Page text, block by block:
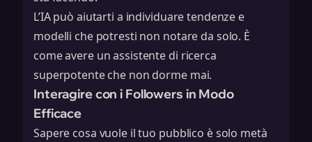
L’IA può aiutarti a individuare tendenze e
modelli che potresti non notare da solo. È
come avere un assistente di ricerca
superpotente che non dorme mai.
Interagire con i Followers in Modo
Efficace
Sapere cosa vuole il tuo pubblico è solo metà